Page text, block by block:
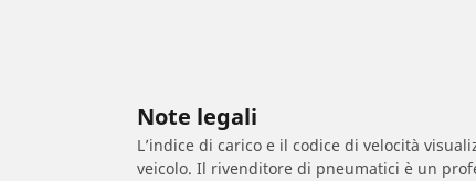
Note legali
L’indice di carico e il codice di velocità
veicolo. Il rivenditore di pneumatici è un